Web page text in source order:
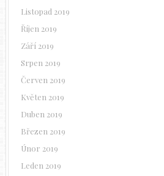
Listopad 2019
Říjen 2019
Září 2019
Srpen 2019
Červen 2019
Květen 2019
Duben 2019
Březen 2019
Únor 2019
Leden 2019